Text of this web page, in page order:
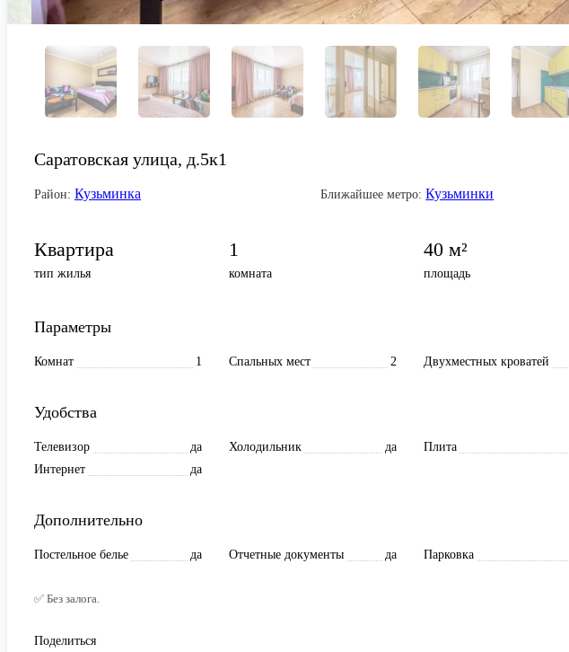
Саратовская улица, д.5к1
Район: Кузьминка Ближайшее метро: Кузьминки
Квартира
тип жилья
1
комната
40 м²
площадь
Параметры
Комнат 1 Спальных мест 2 Двухместных кроватей
Удобства
Телевизор да Холодильник да Плита
Интернет
да
Дополнительно
Постельное белье да Отчетные документы да Парковка
✅ Без залога.
Поделиться